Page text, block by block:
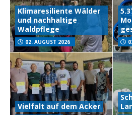
Klimaresiliente Wälder
und nachhaltige
Waldpflege
02. AUGUST 2026
Vielfalt auf dem Acker